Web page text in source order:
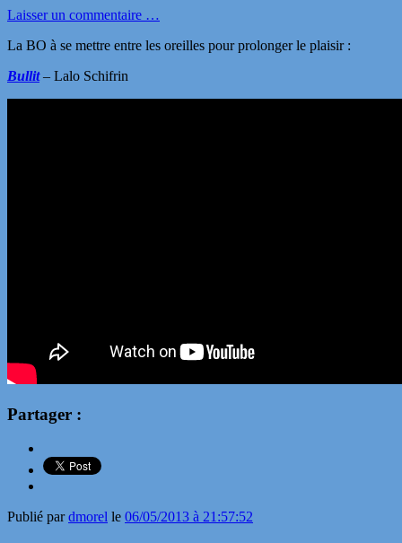
Laisser un commentaire …
La BO à se mettre entre les oreilles pour prolonger le plaisir :
Bullit – Lalo Schifrin
Partager :
Publié pardmorel le 06/05/2013 à 21:57:52